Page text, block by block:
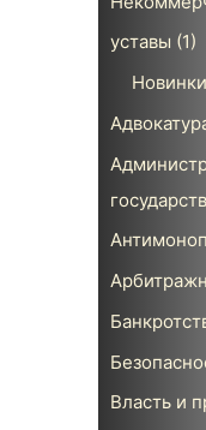
уставы (1)
Новинки
Власть и